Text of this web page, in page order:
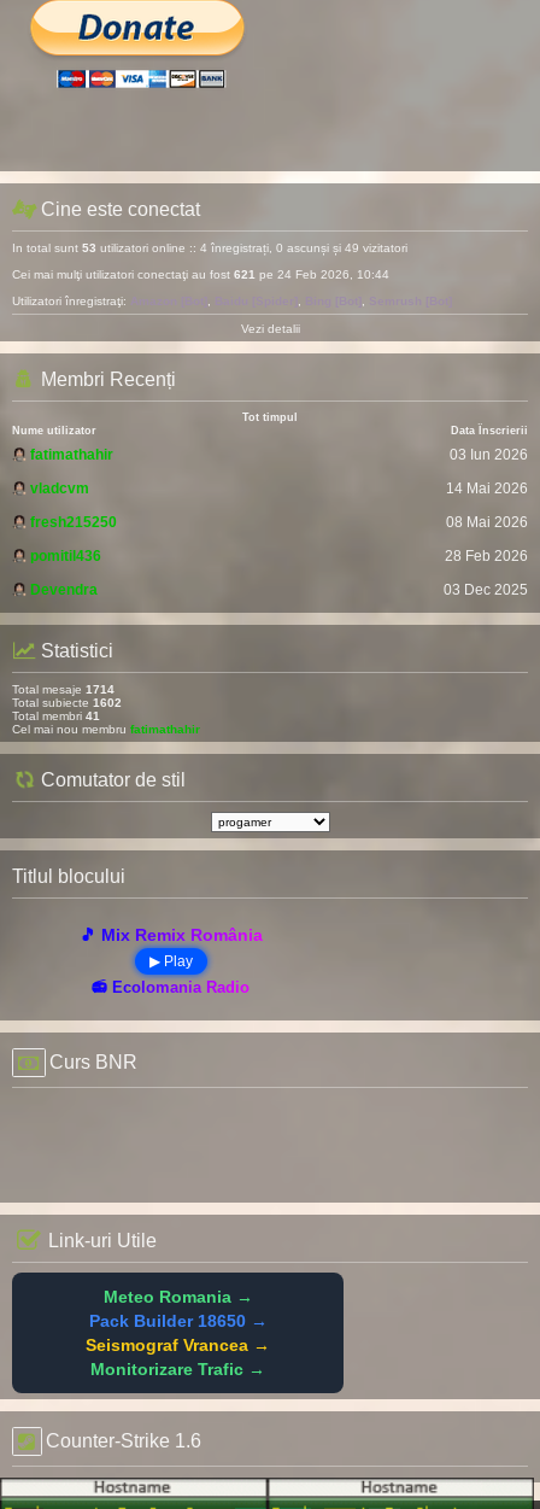
Cine este conectat
In total sunt 53 utilizatori online :: 4 înregistrați, 0 ascunși și 49 vizitatori
Cei mai mulţi utilizatori conectaţi au fost 621 pe 24 Feb 2026, 10:44
Utilizatori înregistraţi: Amazon [Bot]
Vezi detalii
Membri Recenți
Tot timpul
Nume utilizator
Data Înscrierii
fatimathahir
03 Iun 2026
vladcvm
14 Mai 2026
fresh215250
08 Mai 2026
pomitil436
28 Feb 2026
Devendra
03 Dec 2025
Statistici
Total mesaje 1714
Total subiecte 1602
Total membri 41
Cel mai nou membru fatimathahir
Comutator de stil
Titlul blocului
🎵 Mix Remix România
▶ Play
📻 Ecolomania Radio
Curs BNR
Link-uri Utile
Meteo Romania →
Pack Builder 18650 →
Seismograf Vrancea →
Monitorizare Trafic →
Counter-Strike 1.6